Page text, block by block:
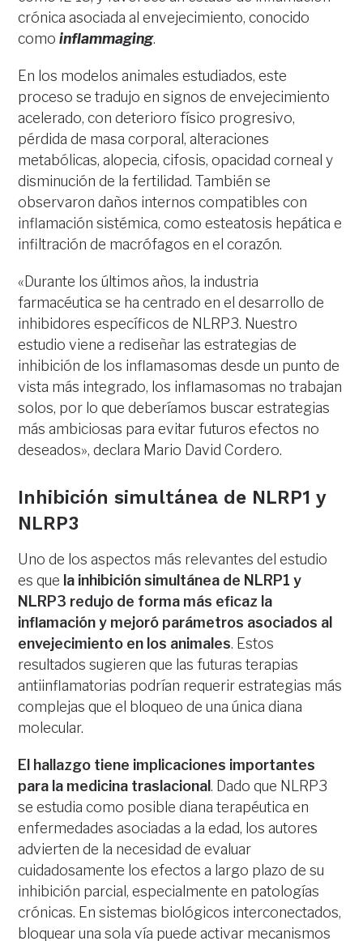
crónica asociada al envejecimiento, conocido
comoinflammaging.
En los modelos animales estudiados, este
proceso se tradujo en signos de envejecimiento
acelerado, con deterioro físico progresivo,
pérdida de masa corporal, alteraciones
metabólicas, alopecia, cifosis, opacidad corneal y
disminución de la fertilidad. También se
observaron daños internos compatibles con
inflamación sistémica, como esteatosis hepática e
infiltración de macrófagos en el corazón.
«Durante los últimos años, la industria
farmacéutica se ha centrado en el desarrollo de
inhibidores específicos de NLRP3. Nuestro
estudio viene a rediseñar las estrategias de
inhibición de los inflamasomas desde un punto de
vista más integrado, los inflamasomas no trabajan
solos, por lo que deberíamos buscar estrategias
más ambiciosas para evitar futuros efectos no
deseados», declara Mario David Cordero.
Inhibición simultánea de NLRP1 y
NLRP3
Uno de los aspectos más relevantes del estudio
es que la inhibición simultánea de NLRP1 y
NLRP3 redujo de forma más eficaz la
inflamación y mejoró parámetros asociados al
envejecimiento en los animales. Estos
resultados sugieren que las futuras terapias
antiinflamatorias podrían requerir estrategias más
complejas que el bloqueo de una única diana
molecular.
El hallazgo tiene implicaciones importantes
para la medicina traslacional. Dado que NLRP3
se estudia como posible diana terapéutica en
enfermedades asociadas a la edad, los autores
advierten de la necesidad de evaluar
cuidadosamente los efectos a largo plazo de su
inhibición parcial, especialmente en patologías
crónicas. En sistemas biológicos interconectados,
bloquear una sola vía puede activar mecanismos